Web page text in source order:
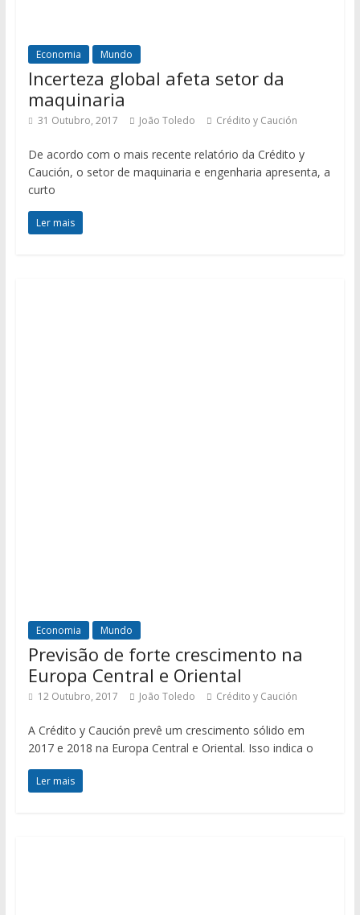
Economia Mundo
Incerteza global afeta setor da
maquinaria
31 Outubro, 2017 João Toledo Crédito y Caución
De acordo com o mais recente relatório da Crédito y
Caución, o setor de maquinaria e engenharia apresenta, a
curto
Ler mais
Economia Mundo
Previsão de forte crescimento na
Europa Central e Oriental
12 Outubro, 2017 João Toledo Crédito y Caución
A Crédito y Caución prevê um crescimento sólido em
2017 e 2018 na Europa Central e Oriental. Isso indica o
Ler mais